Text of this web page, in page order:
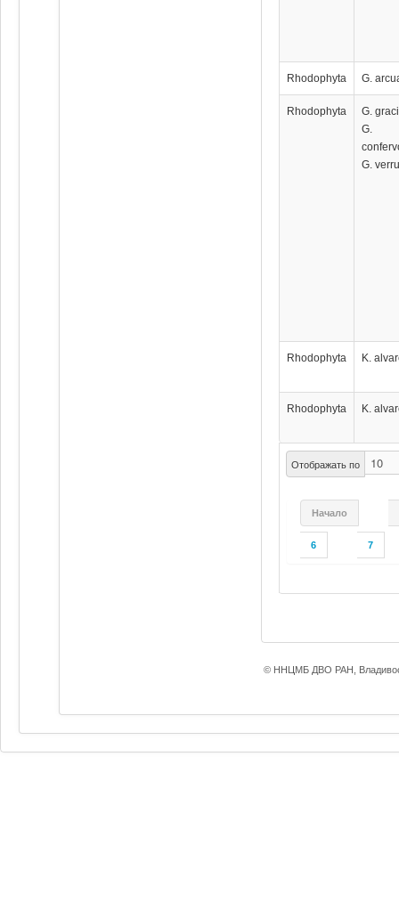
Отображать по
Начало
6 7
Rhodophyta G.
Rhodophyta
G.
G.
G.
Rhodophyta K.
Rhodophyta K.
© ННЦМБ ДВО РАН,